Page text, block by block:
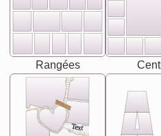
Rangées
Text